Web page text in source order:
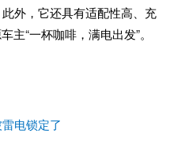
外，它还具有适配性高、充
主“一杯咖啡，满电出发”。
电锁定了